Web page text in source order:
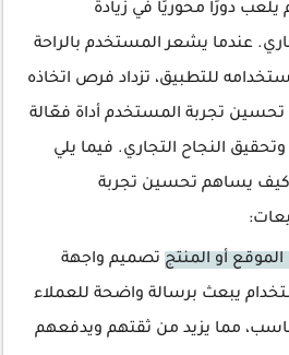
دورًا محوريًا في زيادة
عندما يشعر المستخدم بالراحة
للتطبيق، تزداد فرص اتخاذه
تحسين تجربة المستخدم أداة فعّالة
النجاح التجاري. فيما يلي
كيف يساهم تحسين تجربة
أو المنتج تصميم واجهة
يبعث برسالة واضحة للعملاء
مما يزيد من ثقتهم ويدفعهم